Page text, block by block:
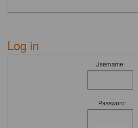
Log in
Username:
Password: